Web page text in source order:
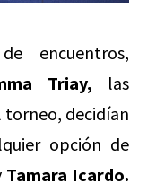
encuentros,
Triay, las
torneo, decidían
opción de
Tamara Icardo.